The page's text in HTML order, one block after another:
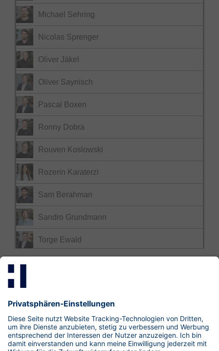
Michael Sehring
Nicolas Sprenger
Oliver Jäkel
Oliver Saynisch
Pascal Boxen
Ronny Dobra
Rouven Koslowski
Rozerin Karaterzi
Sam Berahman
Sandro Grundmann
Torge Ewald
Mastodon
LinkedIn